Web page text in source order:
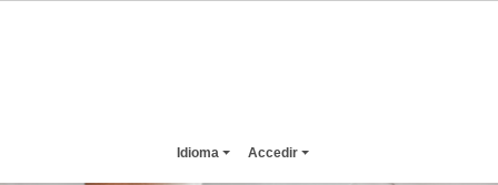
Idioma Accedir